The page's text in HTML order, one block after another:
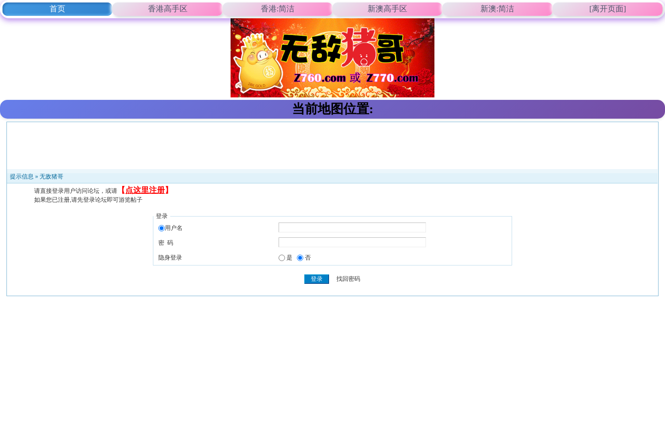
首页 香港高手区 香港:简洁 新澳高手区 新澳:简洁 [离开页面]
当前地图位置:
提示信息 »无敌猪哥
请直接登录用户访问论坛，或请 【 点这里注册】
如果您已注册,请先登录论坛即可游览帖子
登录
用户名
密 码
隐身登录 是 否
找回密码